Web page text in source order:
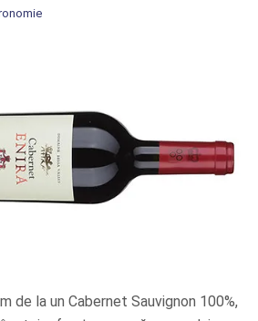
de la un Cabernet Sauvignon 100%,